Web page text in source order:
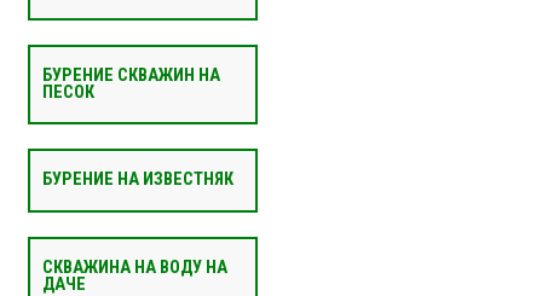
БУРЕНИЕ СКВАЖИН НА
ПЕСОК
БУРЕНИЕ НА ИЗВЕСТНЯК
СКВАЖИНА НА ВОДУ НА
ДАЧЕ